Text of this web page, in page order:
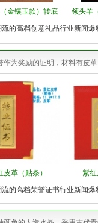
金镶玉款）转底 领头羊
流的高档创意礼品行业新闻
作为奖励的证明，材料有皮
皮革（贴条） 紫红
流的高档荣誉证书行业新闻